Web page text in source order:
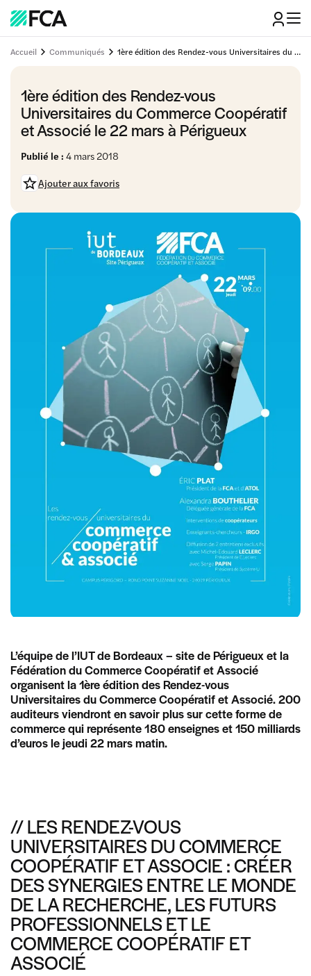
Accueil Communiqués 1ère édition des Rendez-vous Universitaires du Commerce Coopératif et Associé le 22 mars à Périgueux
1ère édition des Rendez-vous
Universitaires du Commerce Coopératif
et Associé le 22 mars à Périgueux
Publié le : 4 mars 2018
Ajouter aux favoris
L’équipe de l’IUT de Bordeaux – site de Périgueux et la
Fédération du Commerce Coopératif et Associé
organisent la 1ère édition des Rendez-vous
Universitaires du Commerce Coopératif et Associé. 200
auditeurs viendront en savoir plus sur cette forme de
commerce qui représente 180 enseignes et 150 milliards
d’euros le jeudi 22 mars matin.
// LES RENDEZ-VOUS
UNIVERSITAIRES DU COMMERCE
COOPÉRATIF ET ASSOCIE : CRÉER
DES SYNERGIES ENTRE LE MONDE
DE LA RECHERCHE, LES FUTURS
PROFESSIONNELS ET LE
COMMERCE COOPÉRATIF ET
ASSOCIÉ